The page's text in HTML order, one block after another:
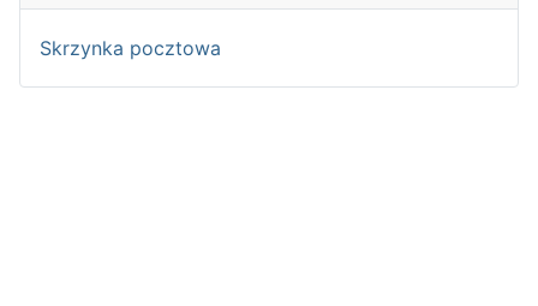
Skrzynka pocztowa